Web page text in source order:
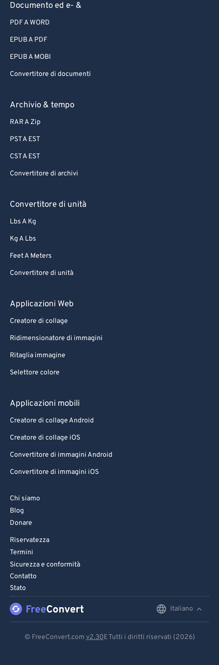
Documento ed e- &
PDF A WORD
EPUB A PDF
EPUB A MOBI
Convertitore di documenti
Archivio & tempo
RAR A Zip
PST A EST
CST A EST
Convertitore di archivi
Convertitore di unità
Lbs A Kg
Kg A Lbs
Feet A Meters
Convertitore di unità
Applicazioni Web
Creatore di collage
Ridimensionatore di immagini
Ritaglia immagine
Selettore colore
Applicazioni mobili
Creatore di collage Android
Creatore di collage iOS
Convertitore di immagini Android
Convertitore di immagini iOS
Chi siamo
Blog
Donare
Riservatezza
Termini
Sicurezza e conformità
Contatto
Stato
Italiano
© FreeConvert.com v2.30E Tutti i diritti riservati (2026)